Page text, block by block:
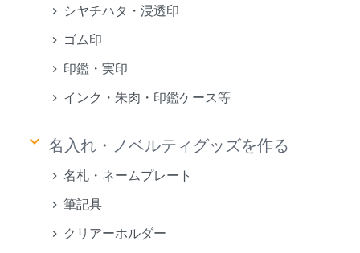
シヤチハタ・浸透印
ゴム印
印鑑・実印
インク・朱肉・印鑑ケース等
keyboard_arrow_down 名入れ・ノベルティグッズを作る
名札・ネームプレート
筆記具
クリアーホルダー